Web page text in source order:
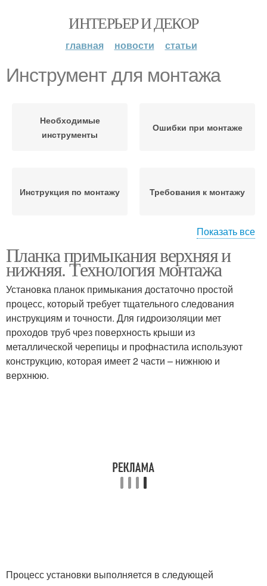
ИНТЕРЬЕР И ДЕКОР
главная новости статьи
Инструмент для монтажа
Необходимые
инструменты
Ошибки при монтаже
Инструкция по монтажу Требования к монтажу
Правильный монтаж
Показать все
Планка примыкания верхняя и
нижняя. Технология монтажа
Установка планок примыкания достаточно простой
процесс, который требует тщательного следования
инструкциям и точности. Для гидроизоляции мет
проходов труб чрез поверхность крыши из
металлической черепицы и профнастила используют
конструкцию, которая имеет 2 части – нижнюю и
верхнюю.
Процесс установки выполняется в следующей